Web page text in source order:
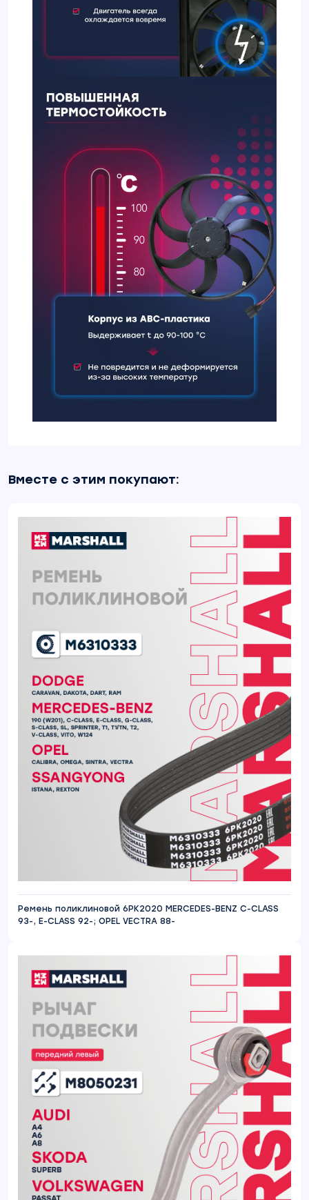
Вместе с этим покупают:
Ремень поликлиновой 6PK2020 MERCEDES-BENZ C-CLASS
93-, E-CLASS 92-; OPEL VECTRA 88-